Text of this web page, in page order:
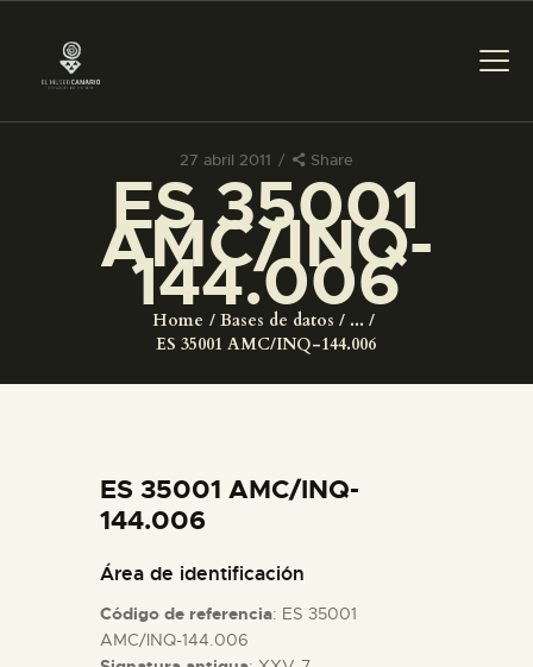
27 abril 2011 Share
ES 35001
AMC/INQ-
144.006
Home Bases de datos
...
ES 35001 AMC/INQ-144.006
PREPARAR LA VISITA
ACTIVIDADES
COLECCIONES
ESPAÑOL
ES 35001 AMC/INQ-
144.006
Área de identificación
Código de referencia: ES 35001
AMC/INQ-144.006